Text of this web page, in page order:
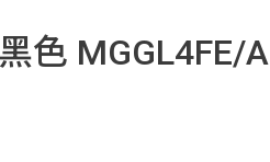
色 MGGL4FE/A